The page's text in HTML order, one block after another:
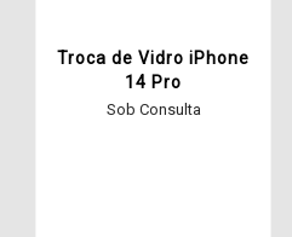
Troca de Vidro iPhone
14 Pro
Sob Consulta